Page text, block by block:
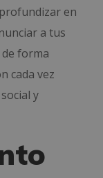
en
a tus
forma
cada vez
y